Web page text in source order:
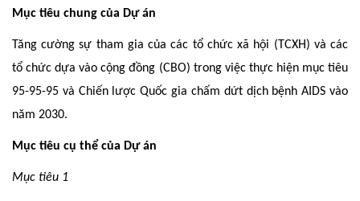
Mục tiêu chung của Dự án
Tăng cường sự tham gia của các tổ chức xã hội (TCXH) và các
tổ chức dựa vào cộng đồng (CBO) trong việc thực hiện mục tiêu
95-95-95 và Chiến lược Quốc gia chấm dứt dịch bệnh AIDS vào
năm 2030.
Mục tiêu cụ thể của Dự án
Mục tiêu 1